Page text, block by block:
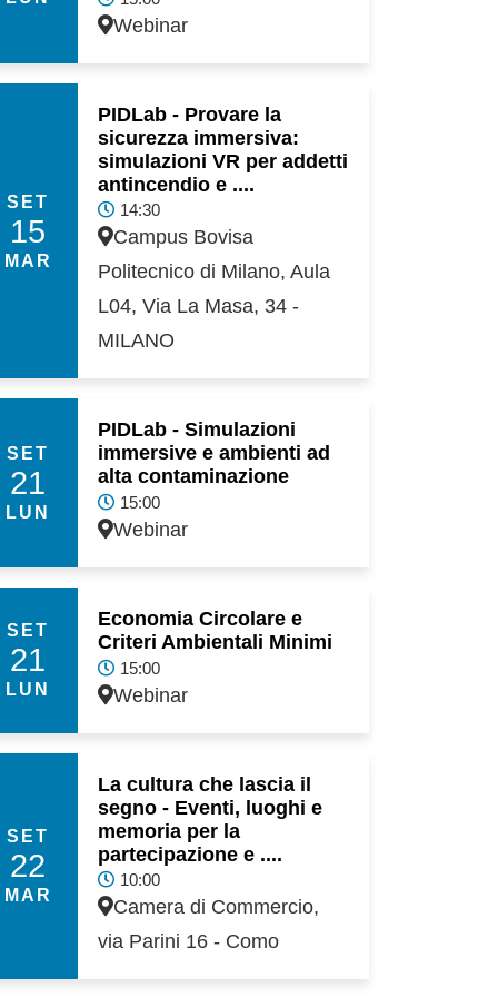
Webinar
SET
15
MAR
PIDLab - Provare la
sicurezza immersiva:
simulazioni VR per addetti
antincendio e ....
14:30
Campus Bovisa
Politecnico di Milano, Aula
L04, Via La Masa, 34 -
MILANO
SET
21
LUN
PIDLab - Simulazioni
immersive e ambienti ad
alta contaminazione
15:00
Webinar
SET
21
LUN
Economia Circolare e
Criteri Ambientali Minimi
15:00
Webinar
SET
22
MAR
La cultura che lascia il
segno - Eventi, luoghi e
memoria per la
partecipazione e ....
10:00
Camera di Commercio,
via Parini 16 - Como